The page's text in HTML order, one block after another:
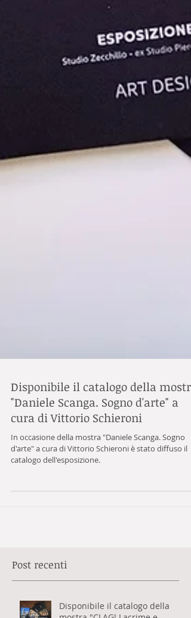
Disponibile il catalogo della mostra
"Daniele Scanga. Sogno d'arte" a
cura di Vittorio Schieroni
In occasione della mostra "Daniele Scanga. Sogno